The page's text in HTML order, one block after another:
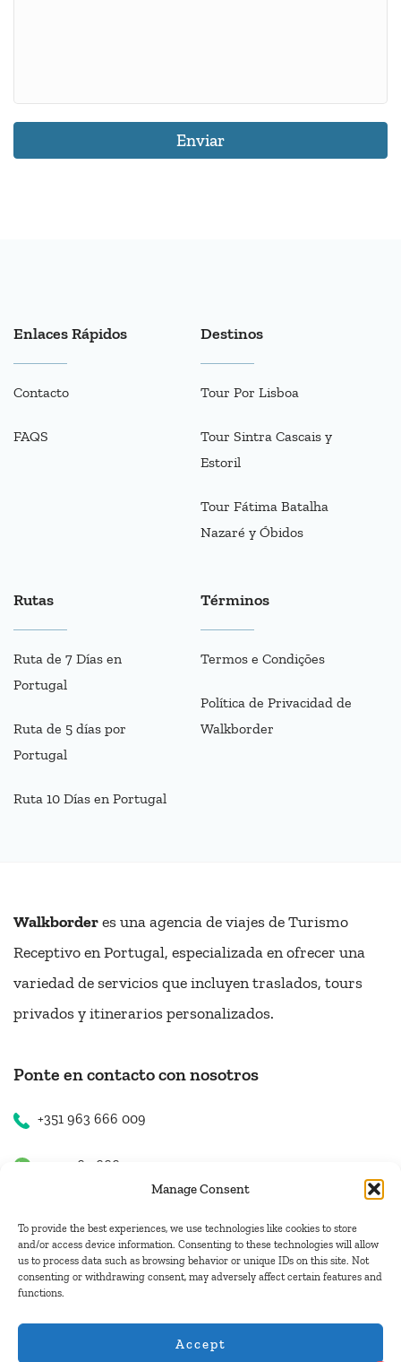
Manage Consent
To provide the best experiences, we use technologies like cookies to store
and/or access device information. Consenting to these technologies will allow
us to process data such as browsing behavior or unique IDs on this site. Not
consenting or withdrawing consent, may adversely affect certain features and
functions.
Accept
Enlaces Rápidos
Contacto
FAQS
Destinos
Tour Por Lisboa
Tour Sintra Cascais y
Estoril
Tour Fátima Batalha
Nazaré y Óbidos
Rutas
Ruta de 7 Días en
Portugal
Ruta de 5 días por
Portugal
Ruta 10 Días en Portugal
Términos
Termos e Condições
Política de Privacidad de
Walkborder
Walkborderes una agencia de viajes de Turismo
Receptivo en Portugal, especializada en ofrecer una
variedad de servicios que incluyen traslados, tours
privados y itinerarios personalizados.
Ponte en contacto con nosotros
+351 963 666 009
+351 963 666 009
Contacto